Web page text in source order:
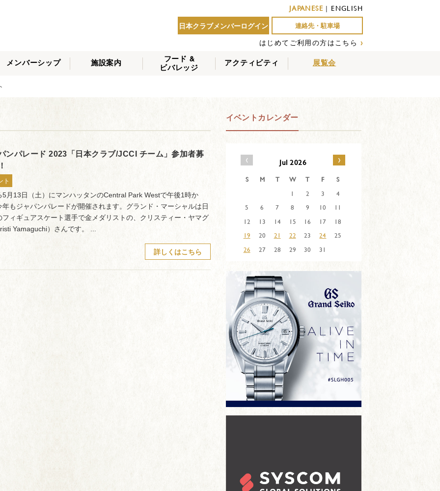
JAPANESE| ENGLISH
日本クラブメンバーログイン
連絡先・駐車場
はじめてご利用の方はこちら ›
メンバーシップ
メンバーシップの種
施設案内
フード &
ビバレッジ
アクティビティ 展覧会
ンパレード 2023「日本クラブ/JCCI チーム」参加者募
ト
5月13日（土）にマンハッタンのCentral Park Westで午後1時か
年もジャパンパレードが開催されます。グランド・マーシャルは日
フィギュアスケート選手で金メダリストの、クリスティー・ヤマグ
Yamaguchi）さんです。 ...
詳しくはこちら
イベントカレンダー
‹ Jul 2026 ›
S M T W T F
S
1
2 3
4
5
6 7 8 9 10
11
12
13 14 15 16 17
18
19
20 21 22 23 24
25
26
27 28 29 30 31